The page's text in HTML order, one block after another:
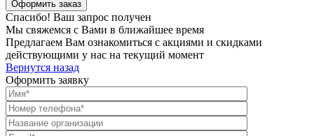
Спасибо! Ваш запрос получен
Мы свяжемся с Вами в ближайшее время
Предлагаем Вам ознакомиться с акциями и скидками
действующими у нас на текущий момент
Вернутся назад
Оформить заявку